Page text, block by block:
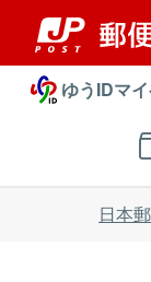
ゆうIDマ
日本